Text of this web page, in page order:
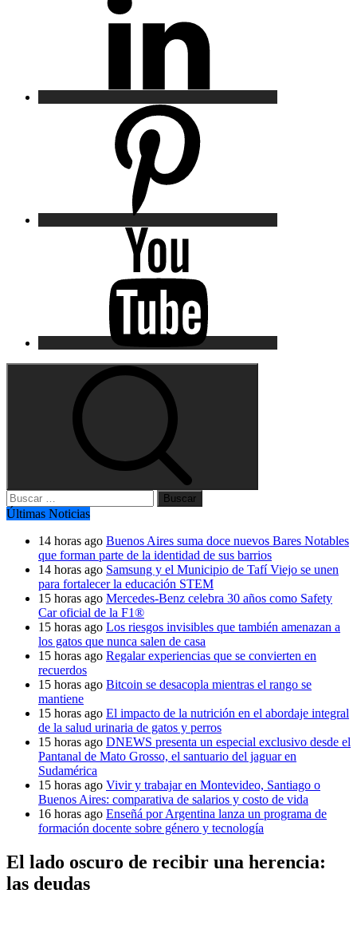
Buscar:
Últimas Noticias
14 horas ago Buenos Aires suma doce nuevos Bares Notables
que forman parte de la identidad de sus barrios
14 horas ago Samsung y el Municipio de Tafí Viejo se unen
para fortalecer la educación STEM
15 horas ago Mercedes-Benz celebra 30 años como Safety
Car oficial de la F1®
15 horas ago Los riesgos invisibles que también amenazan a
los gatos que nunca salen de casa
15 horas ago Regalar experiencias que se convierten en
recuerdos
15 horas ago Bitcoin se desacopla mientras el rango se
mantiene
15 horas ago El impacto de la nutrición en el abordaje integral
de la salud urinaria de gatos y perros
15 horas ago DNEWS presenta un especial exclusivo desde el
Pantanal de Mato Grosso, el santuario del jaguar en
Sudamérica
15 horas ago Vivir y trabajar en Montevideo, Santiago o
Buenos Aires: comparativa de salarios y costo de vida
16 horas ago Enseñá por Argentina lanza un programa de
formación docente sobre género y tecnología
El lado oscuro de recibir una herencia:
las deudas